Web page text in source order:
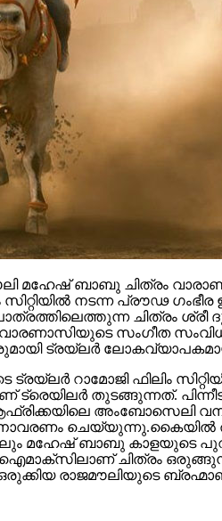
ബാബു ചിത്രം
നടന്ന പ്രൗഢ
ചിത്രം
സംഗീത
ട്രയ്ലർ
റാമോജി ഫിലിം
ട്രെയിലര്‍ തുടങ്ങുന്നത്.
അംബോസെലി വനം,
മഹേഷ് ബാബു കാളയുടെ
ചിത്രം
രാജമൗലിയുടെ